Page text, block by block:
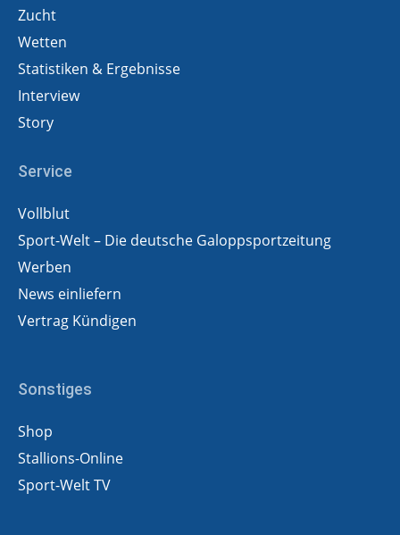
Zucht
Wetten
Statistiken & Ergebnisse
Interview
Story
Service
Vollblut
Sport-Welt – Die deutsche Galoppsportzeitung
Werben
News einliefern
Vertrag Kündigen
Sonstiges
Shop
Stallions-Online
Sport-Welt TV